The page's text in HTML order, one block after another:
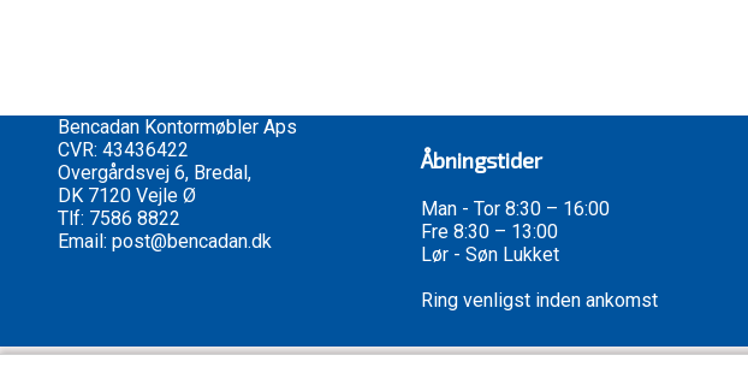
Bencadan Kontormøbler Aps
CVR: 43436422
Overgårdsvej 6, Bredal,
DK 7120 Vejle Ø
Tlf: 7586 8822
Email: post@bencadan.dk
Åbningstider
Man - Tor 8:30 – 16:00
Fre 8:30 – 13:00
Lør - Søn Lukket
Ring venligst inden ankomst